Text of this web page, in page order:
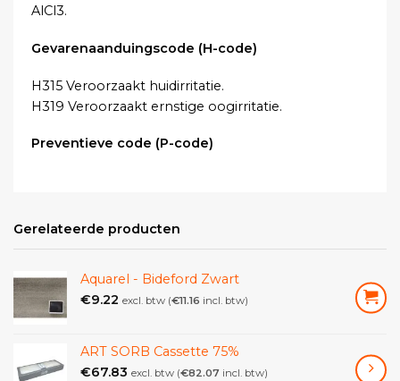
AlCl3.
Gevarenaanduingscode (H-code)
H315 Veroorzaakt huidirritatie.
H319 Veroorzaakt ernstige oogirritatie.
Preventieve code (P-code)
P302 + P352 BIJ CONTACT MET DE HUID: met veel
voorzichtig afspoelen met water
gedurende een aantal minuten;
mogelijk; blijven spoelen.
P308 + P313 NA (mogelijke) blootstelling: een arts
Gerelateerde producten
Aquarel - Bideford Zwart
€9.22 excl. btw (€11.16 incl. btw)
ART SORB Cassette 75%
€67.83 excl. btw (€82.07 incl. btw)